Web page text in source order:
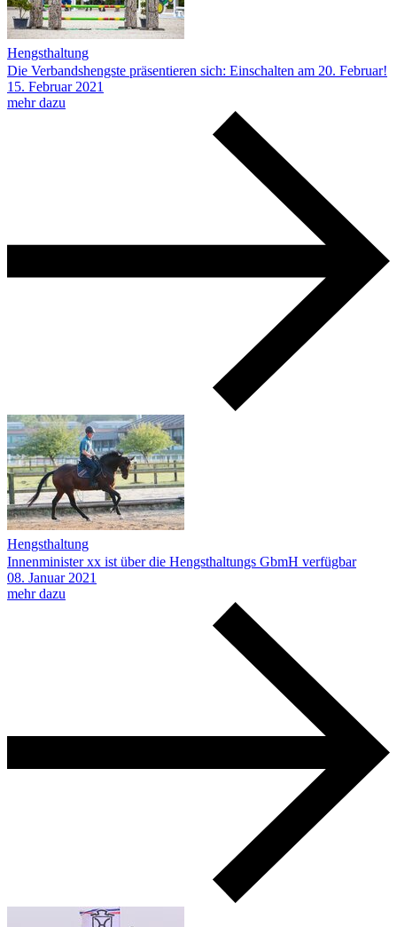
Hengsthaltung
Die Verbandshengste präsentieren sich: Einschalten am 20. Februar!
15. Februar 2021
mehr dazu
Hengsthaltung
Innenminister xx ist über die Hengsthaltungs GbmH verfügbar
08. Januar 2021
mehr dazu